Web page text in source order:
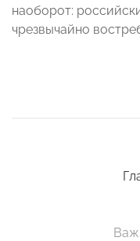
наоборот:
чрезвычайно